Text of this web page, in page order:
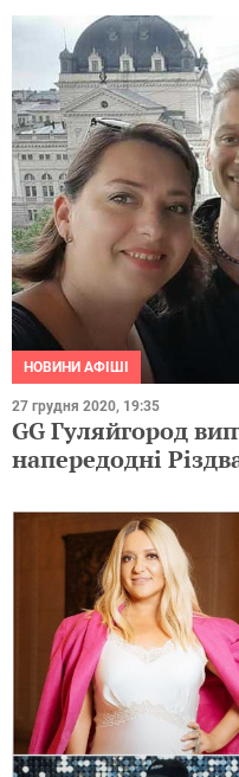
НОВИНИ АФІШІ
27 грудня 2020, 19:35
GG Гуляйгород
напередодні